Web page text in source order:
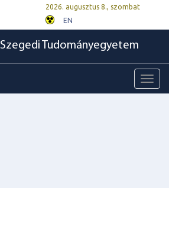
2026. augusztus 8., szombat
EN
Szegedi Tudományegyetem